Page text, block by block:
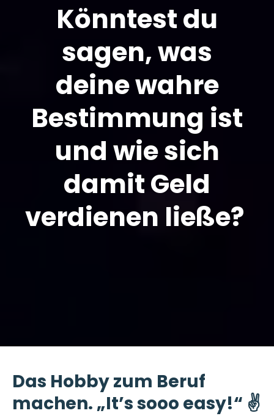
Könntest du
sagen, was
deine wahre
Bestimmung ist
und wie sich
damit Geld
verdienen ließe?
Das Hobby zum Beruf
machen. „It’s sooo easy!“ ✌️